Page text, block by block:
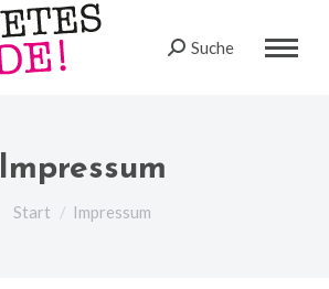
Search:
Suche
Impressum
Sie befinden sich hier:
Start Impressum